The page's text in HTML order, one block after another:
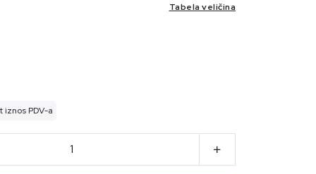
Tabela veličina
iznos PDV-a